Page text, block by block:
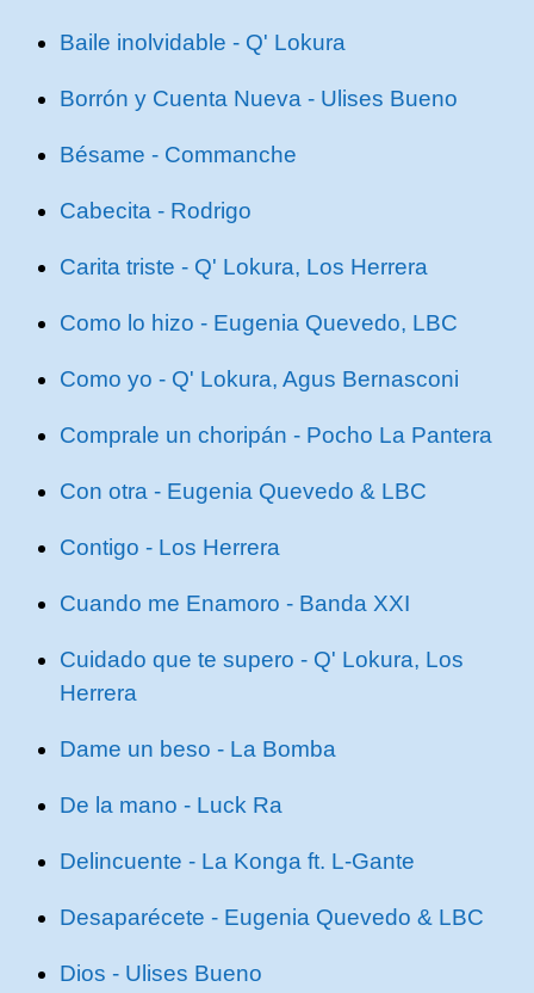
Baile inolvidable - Q' Lokura
Borrón y Cuenta Nueva - Ulises Bueno
Bésame - Commanche
Cabecita - Rodrigo
Carita triste - Q' Lokura, Los Herrera
Como lo hizo - Eugenia Quevedo, LBC
Como yo - Q' Lokura, Agus Bernasconi
Comprale un choripán - Pocho La Pantera
Con otra - Eugenia Quevedo & LBC
Contigo - Los Herrera
Cuando me Enamoro - Banda XXI
Cuidado que te supero - Q' Lokura, Los
Herrera
Dame un beso - La Bomba
De la mano - Luck Ra
Delincuente - La Konga ft. L-Gante
Desaparécete - Eugenia Quevedo & LBC
Dios - Ulises Bueno